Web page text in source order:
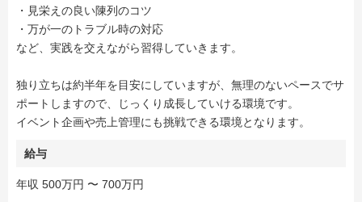
・見栄えの良い陳列のコツ
・万が一のトラブル時の対応
など、実践を交えながら習得していきます。
独り立ちは約半年を目安にしていますが、無理のないペースでサ
ポートしますので、じっくり成長していける環境です。
イベント企画や売上管理にも挑戦できる環境となります。
給与
年収 500万円 〜 700万円